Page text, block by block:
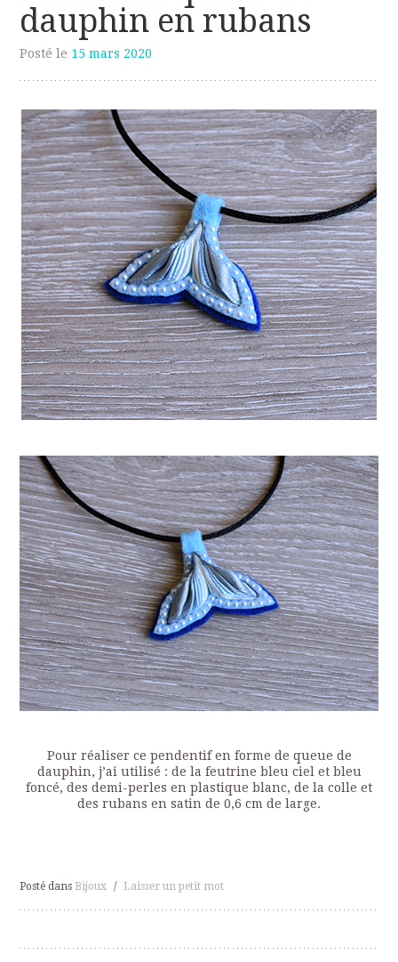
dauphin en rubans
Posté le 15 mars 2020
Pour réaliser ce pendentif en forme de queue de
dauphin, j’ai utilisé : de la feutrine bleu ciel et bleu
foncé, des demi-perles en plastique blanc, de la colle et
des rubans en satin de 0,6 cm de large.
Posté dans Bijoux / Laisser un petit mot